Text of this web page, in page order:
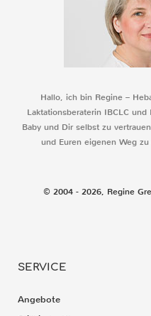
Hallo, ich bin Regine –
Laktationsberaterin IBCLC
Baby und Dir selbst zu
und Euren eigenen Weg
© 2004 - 2026, Regine
SERVICE
Angebote